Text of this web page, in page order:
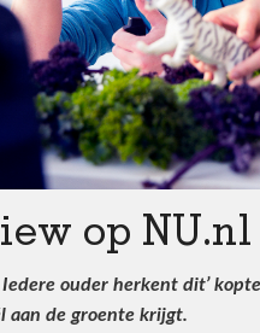
op NU.nl
Iedere ouder herkent dit’
aan de groente krijgt.